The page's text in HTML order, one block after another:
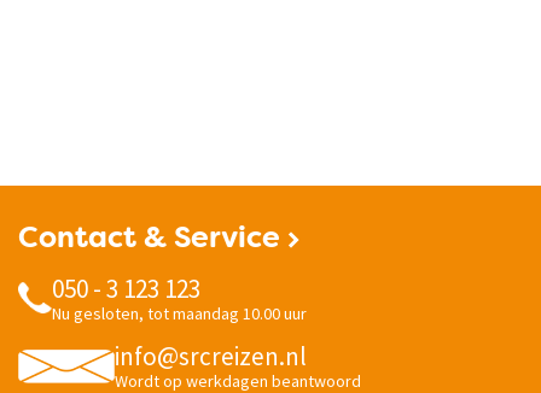
Contact & Service
050 - 3 123 123
Nu gesloten, tot maandag 10.00 uur
info@srcreizen.nl
Wordt op werkdagen beantwoord